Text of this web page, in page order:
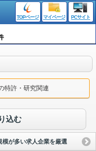
TOPページ マイページ PCサイト
特許・研究関連
込む
が多い求人企業を厳選